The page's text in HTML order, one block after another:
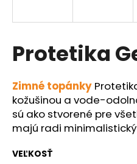
Protetika
Zimné topánky
kožušinou a vode-
sú ako stvorené pre
majú radi
VEĽKOSŤ
s
ť
?